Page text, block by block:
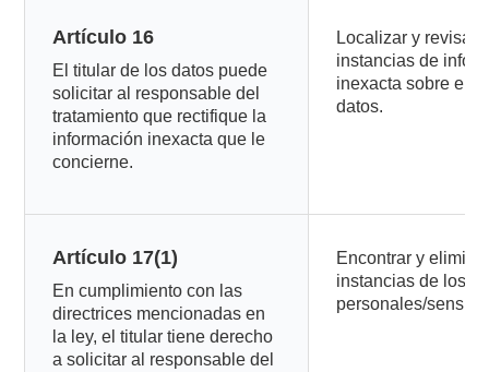
Artículo 16
El titular de los datos puede
solicitar al responsable del
tratamiento que rectifique la
información inexacta que le
concierne.
Localizar y revisar
instancias de
inexacta sobre el
datos.
Artículo 17(1)
En cumplimiento con las
directrices mencionadas en
la ley, el titular tiene derecho
a solicitar al responsable del
Encontrar y
instancias de los
personales/